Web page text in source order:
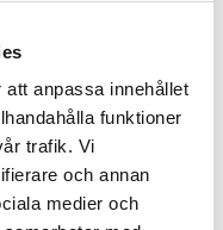
anpassa innehållet
funktioner
trafik. Vi
och annan
medier och